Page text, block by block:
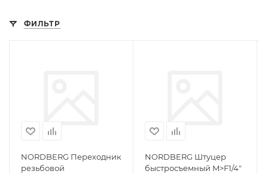
ФИЛЬТР
NORDBERG Переходник
резьбовой
NORDBERG Штуцер
быстросъемный M>F1/4"